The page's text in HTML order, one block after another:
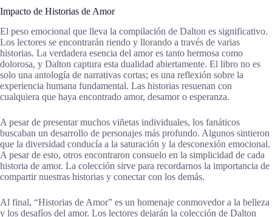
Impacto de Historias de Amor
El peso emocional que lleva la compilación de Dalton es significativo.
Los lectores se encontrarán riendo y llorando a través de varias
historias. La verdadera esencia del amor es tanto hermosa como
dolorosa, y Dalton captura esta dualidad abiertamente. El libro no es
solo una antología de narrativas cortas; es una reflexión sobre la
experiencia humana fundamental. Las historias resuenan con
cualquiera que haya encontrado amor, desamor o esperanza.
A pesar de presentar muchos viñetas individuales, los fanáticos
buscaban un desarrollo de personajes más profundo. Algunos sintieron
que la diversidad conducía a la saturación y la desconexión emocional.
A pesar de esto, otros encontraron consuelo en la simplicidad de cada
historia de amor. La colección sirve para recordarnos la importancia de
compartir nuestras historias y conectar con los demás.
Al final, “Historias de Amor” es un homenaje conmovedor a la belleza
y los desafíos del amor. Los lectores dejarán la colección de Dalton